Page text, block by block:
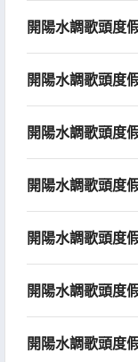
開陽水調歌頭度
開陽水調歌頭度
開陽水調歌頭度
開陽水調歌頭度
開陽水調歌頭度
開陽水調歌頭度
開陽水調歌頭度